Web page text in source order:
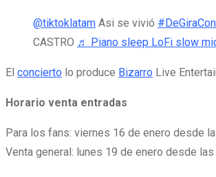
@tiktoklatam Asi se vivió
CASTRO ♬ Piano sleep LoFi slow
El concierto lo produce Bizarro Live
Horario venta entradas
Para los fans: viernes 16 de enero desde
Venta general: lunes 19 de enero desde